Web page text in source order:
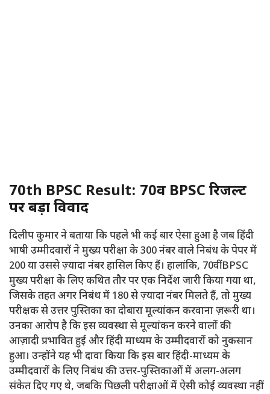
70th BPSC Result: 70वीं BPSC रिजल्ट
पर बड़ा विवाद
दिलीप कुमार ने बताया कि पहले भी कई बार ऐसा हुआ है जब हिंदी
भाषी उम्मीदवारों ने मुख्य परीक्षा के 300 नंबर वाले निबंध के पेपर में
200 या उससे ज़्यादा नंबर हासिल किए हैं। हालांकि, 70वीं BPSC
मुख्य परीक्षा के लिए कथित तौर पर एक निर्देश जारी किया गया था,
जिसके तहत अगर निबंध में 180 से ज़्यादा नंबर मिलते हैं, तो मुख्य
परीक्षक से उत्तर पुस्तिका का दोबारा मूल्यांकन करवाना ज़रूरी था।
उनका आरोप है कि इस व्यवस्था से मूल्यांकन करने वालों की
आज़ादी प्रभावित हुई और हिंदी माध्यम के उम्मीदवारों को नुकसान
हुआ। उन्होंने यह भी दावा किया कि इस बार हिंदी-माध्यम के
उम्मीदवारों के लिए निबंध की उत्तर-पुस्तिकाओं में अलग-अलग
संकेत दिए गए थे, जबकि पिछली परीक्षाओं में ऐसी कोई व्यवस्था नहीं